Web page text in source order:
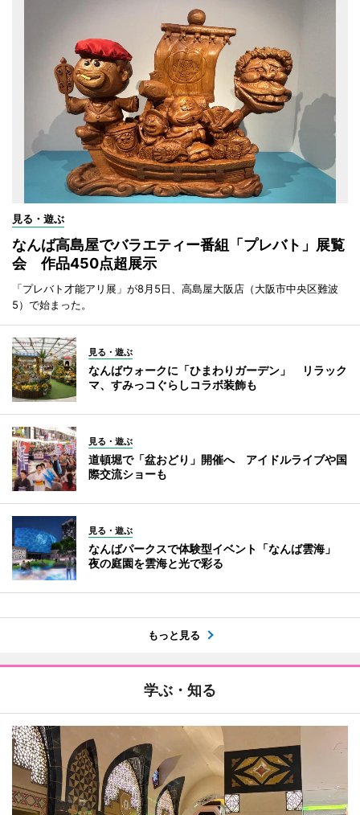
見る・遊ぶ
なんば高島屋でバラエティー番組「プレバト」展覧
会 作品450点超展示
「プレバト才能アリ展」が8月5日、高島屋大阪店（大阪市中央区難波
5）で始まった。
見る・遊ぶ
なんばウォークに「ひまわりガーデン」 リラック
マ、すみっコぐらしコラボ装飾も
見る・遊ぶ
道頓堀で「盆おどり」開催へ アイドルライブや国
際交流ショーも
見る・遊ぶ
なんばパークスで体験型イベント「なんば雲海」
夜の庭園を雲海と光で彩る
もっと見る
学ぶ・知る